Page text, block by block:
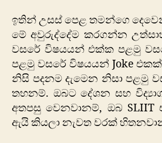
ඉතින් උසස් පෙළ තමන්ගෙ
මේ අවුරුද්දේම කරගන්න
වසරේ විෂයයන් එක්ක පළමු
පළමු වසරේ විෂයයන් Joke
නිසි පදනම දැමෙන නිසා පළමු
තහනම්. ඔබට දේශන සහ
අතපසු වෙනවානම්, ඔබ
ඇයි කියලා නැවත වරක්